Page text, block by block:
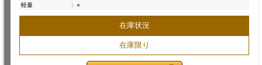
軽量
: ○
在庫状況
在庫限り